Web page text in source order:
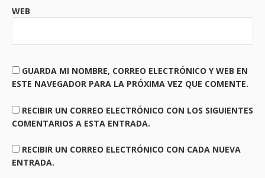
WEB
GUARDA MI NOMBRE, CORREO ELECTRÓNICO Y WEB EN
ESTE NAVEGADOR PARA LA PRÓXIMA VEZ QUE COMENTE.
RECIBIR UN CORREO ELECTRÓNICO CON LOS SIGUIENTES
COMENTARIOS A ESTA ENTRADA.
RECIBIR UN CORREO ELECTRÓNICO CON CADA NUEVA
ENTRADA.